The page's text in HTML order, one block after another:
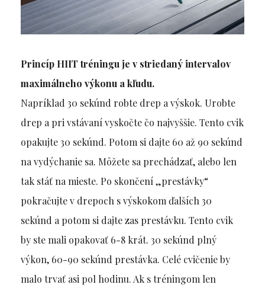
Princíp HIIT tréningu je v striedaný intervalov
maximálneho výkonu a kľudu.
Napríklad 30 sekúnd robte drep a výskok. Urobte
drep a pri vstávaní vyskočte čo najvyššie. Tento cvik
opakujte 30 sekúnd. Potom si dajte 60 až 90 sekúnd
na vydýchanie sa. Môžete sa prechádzať, alebo len
tak stáť na mieste. Po skončení „prestávky“
pokračujte v drepoch s výskokom ďalších 30
sekúnd a potom si dajte zas prestávku. Tento cvik
by ste mali opakovať 6-8 krát. 30 sekúnd plný
výkon, 60-90 sekúnd prestávka. Celé cvičenie by
malo trvať asi pol hodinu. Ak s tréningom len